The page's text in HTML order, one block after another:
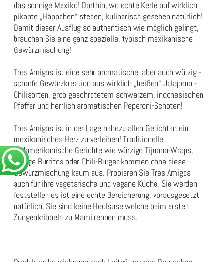
das sonnige Mexiko! Dorthin, wo echte Kerle auf wirklich
pikante „Häppchen“ stehen, kulinarisch gesehen natürlich!
Damit dieser Ausflug so authentisch wie möglich gelingt,
brauchen Sie eine ganz spezielle, typisch mexikanische
Gewürzmischung!
Tres Amigos ist eine sehr aromatische, aber auch würzig -
scharfe Gewürzkreation aus wirklich „heißen“ Jalapeno -
Chilisorten, grob geschrotetem schwarzem, indonesischen
Pfeffer und herrlich aromatischen Peperoni-Schoten!
Tres Amigos ist in der Lage nahezu allen Gerichten ein
mexikanisches Herz zu verleihen! Traditionelle
südamerikanische Gerichte wie würzige Tijuana-Wraps,
feurige Burritos oder Chili-Burger kommen ohne diese
Gewürzmischung kaum aus. Probieren Sie Tres Amigos
auch für ihre vegetarische und vegane Küche, Sie werden
feststellen es ist eine echte Bereicherung, vorausgesetzt
natürlich, Sie sind keine Heulsuse welche beim ersten
Zungenkribbeln zu Mami rennen muss.